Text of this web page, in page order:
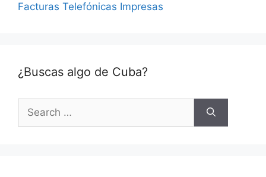
Facturas Telefónicas Impresas
¿Buscas algo de Cuba?
Search
for: